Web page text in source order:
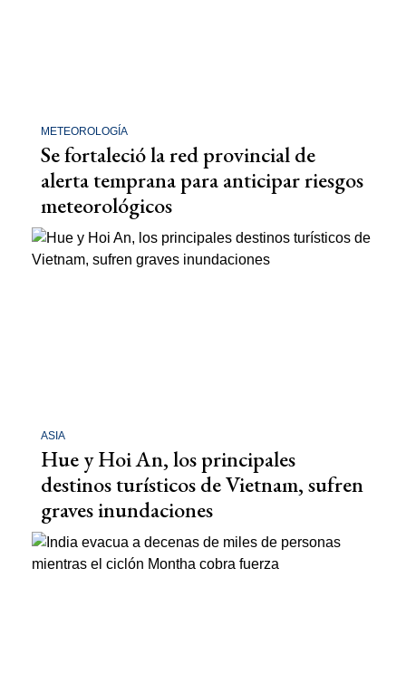
METEOROLOGÍA
Se fortaleció la red provincial de
alerta temprana para anticipar riesgos
meteorológicos
ASIA
Hue y Hoi An, los principales
destinos turísticos de Vietnam, sufren
graves inundaciones